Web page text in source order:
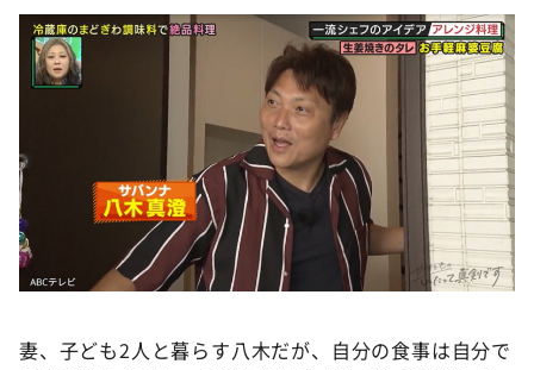
妻、子ども2人と暮らす八木だが、自分の食事は自分で